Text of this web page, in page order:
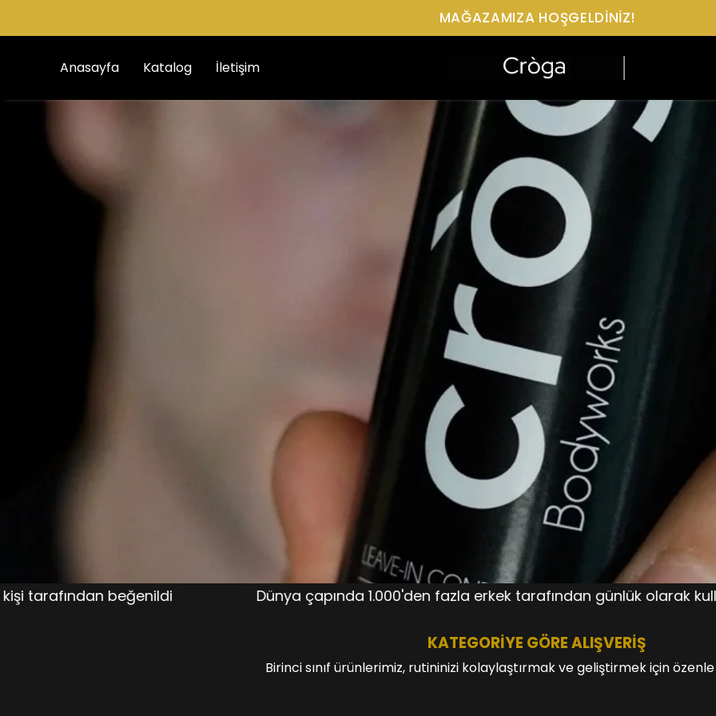
MAĞAZAMIZA HOŞGELDİNİZ!
Anasayfa Katalog İletişim
Dünya çapında 1.000'den fazla erkek tarafından günlük olarak kullanılıyorㅤㅤㅤㅤㅤㅤDünya
KATEGORİYE GÖRE ALIŞVERİŞ
Birinci sınıf ürünlerimiz, rutininizi kolaylaştırmak ve geliştirmek için